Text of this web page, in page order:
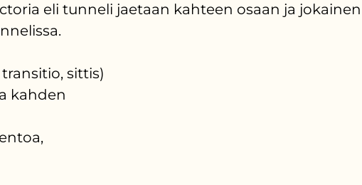
eli tunneli jaetaan kahteen osaan ja
sittis)
kahden